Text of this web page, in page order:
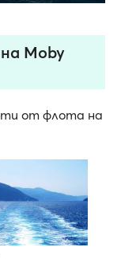
Moby
от флота на